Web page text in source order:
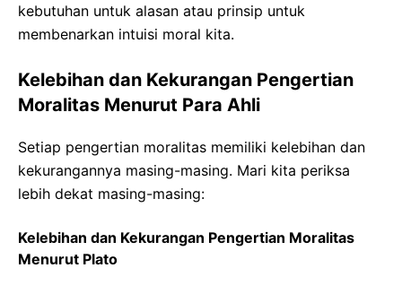
kebutuhan untuk alasan atau prinsip untuk
membenarkan intuisi moral kita.
Kelebihan dan Kekurangan Pengertian
Moralitas Menurut Para Ahli
Setiap pengertian moralitas memiliki kelebihan dan
kekurangannya masing-masing. Mari kita periksa
lebih dekat masing-masing:
Kelebihan dan Kekurangan Pengertian Moralitas
Menurut Plato